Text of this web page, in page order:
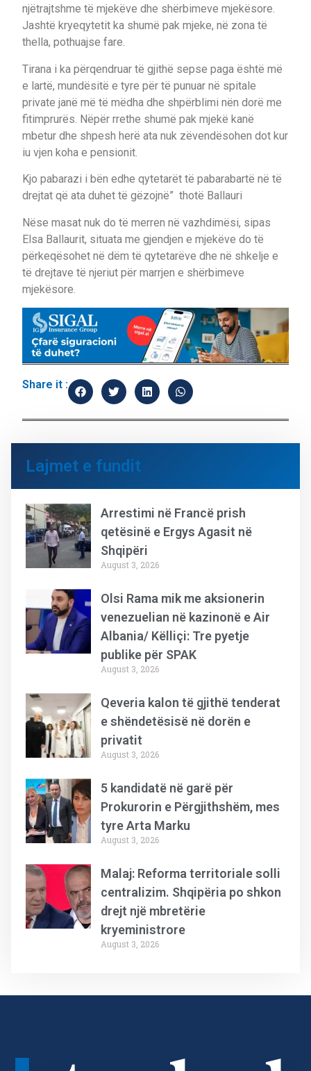
njëtrajtshme të mjekëve dhe shërbimeve mjekësore.
Jashtë kryeqytetit ka shumë pak mjeke, në zona të
thella, pothuajse fare.
Tirana i ka përqendruar të gjithë sepse paga është më
e lartë, mundësitë e tyre për të punuar në spitale
private janë më të mëdha dhe shpërblimi nën dorë me
fitimprurës. Nëpër rrethe shumë pak mjekë kanë
mbetur dhe shpesh herë ata nuk zëvendësohen dot kur
iu vjen koha e pensionit.
Kjo pabarazi i bën edhe qytetarët të pabarabartë në të
drejtat që ata duhet të gëzojnë” thotë Ballauri
Nëse masat nuk do të merren në vazhdimësi, sipas
Elsa Ballaurit, situata me gjendjen e mjekëve do të
përkeqësohet në dëm të qytetarëve dhe në shkelje e
të drejtave të njeriut për marrjen e shërbimeve
mjekësore.
Share it :
Lajmet e fundit
Arrestimi në Francë prish
qetësinë e Ergys Agasit në
Shqipëri
August 3, 2026
Olsi Rama mik me aksionerin
venezuelian në kazinonë e Air
Albania/ Këlliçi: Tre pyetje
publike për SPAK
August 3, 2026
Qeveria kalon të gjithë tenderat
e shëndetësisë në dorën e
privatit
August 3, 2026
5 kandidatë në garë për
Prokurorin e Përgjithshëm, mes
tyre Arta Marku
August 3, 2026
Malaj: Reforma territoriale solli
centralizim. Shqipëria po shkon
drejt një mbretërie
kryeministrore
August 3, 2026